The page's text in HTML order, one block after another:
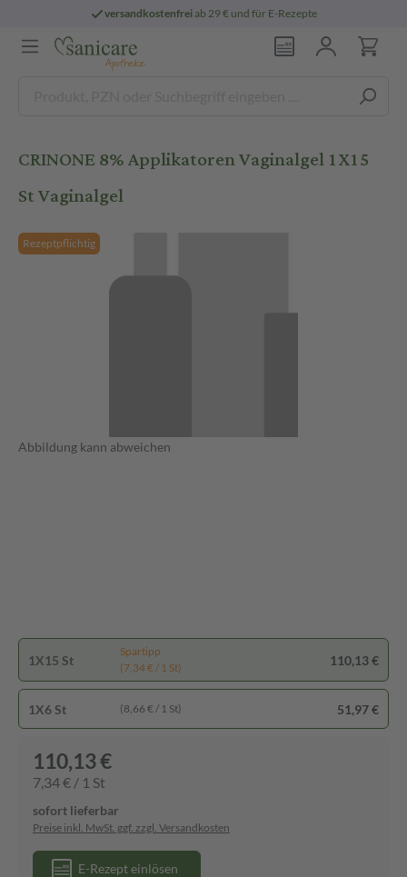
versandkostenfreiab 29 € und für E-Rezepte
CRINONE 8% Applikatoren Vaginalgel 1X15
St Vaginalgel
Rezeptpflichtig
Abbildung kann abweichen
1X15 St
Spartipp
(7,34 € / 1 St)
110,13 €
1X6 St (8,66 € / 1 St) 51,97 €
110,13 €
7,34 € / 1 St
sofort lieferbar
Preise inkl. MwSt. ggf. zzgl. Versandkosten
E-Rezept einlösen